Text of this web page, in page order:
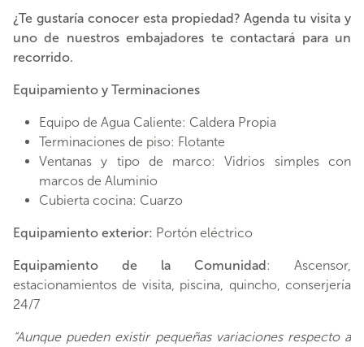
¿Te gustaría conocer esta propiedad? Agenda tu visita y
uno de nuestros embajadores te contactará para un
recorrido.
Equipamiento y Terminaciones
Equipo de Agua Caliente: Caldera Propia
Terminaciones de piso: Flotante
Ventanas y tipo de marco: Vidrios simples con
marcos de Aluminio
Cubierta cocina: Cuarzo
Equipamiento exterior: Portón eléctrico
Equipamiento de la Comunidad: Ascensor,
estacionamientos de visita, piscina, quincho, conserjería
24/7
“Aunque pueden existir pequeñas variaciones respecto a